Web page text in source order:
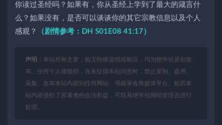
你读过圣经吗？如果有，你从圣经上学到了最大的箴言什
么？如果没有，是否可以谈谈你的其它宗教信息以及个人
感观？
（剧情参考：DH S01E08 41:17）
声明： 本站所有文章，如无特殊说明或标注，均为绝学社原创发
布。任何个人或组织，在未征得本站同意时，禁止复制、盗用、
采集、发布本站内容到任何网站、书籍等各类媒体平台。如若本
站内容侵犯了原著者的合法权益，可联系绝学社网站管理员进行
处理。